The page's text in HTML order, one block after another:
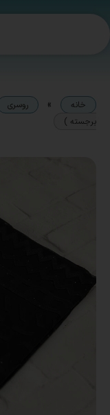
خانه » روسری
برجسته )